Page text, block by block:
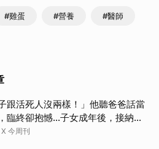
#雞蛋 #營養 #醫師
跟活死人沒兩樣！」他聽爸爸話當
臨終卻抱憾…子女成年後，接納與
了
今周刊